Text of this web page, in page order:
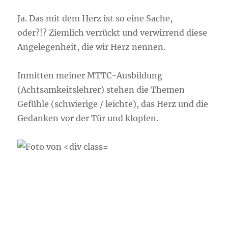
Ja. Das mit dem Herz ist so eine Sache,
oder?!? Ziemlich verrückt und verwirrend diese
Angelegenheit, die wir Herz nennen.
Inmitten meiner MTTC-Ausbildung
(Achtsamkeitslehrer) stehen die Themen
Gefühle (schwierige / leichte), das Herz und die
Gedanken vor der Tür und klopfen.